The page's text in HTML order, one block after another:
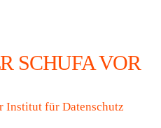
SCHUFA VOR
Institut für Datenschutz